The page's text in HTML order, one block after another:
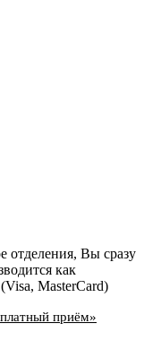
отделения, Вы сразу
как
MasterCard)
приём»